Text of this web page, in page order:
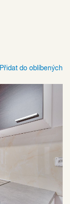
Přidat do oblíbených